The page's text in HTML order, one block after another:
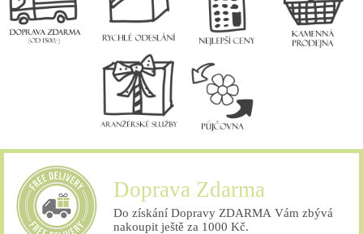
Doprava Zdarma
Do získání Dopravy ZDARMA Vám zbývá
nakoupit ještě za 1000 Kč.